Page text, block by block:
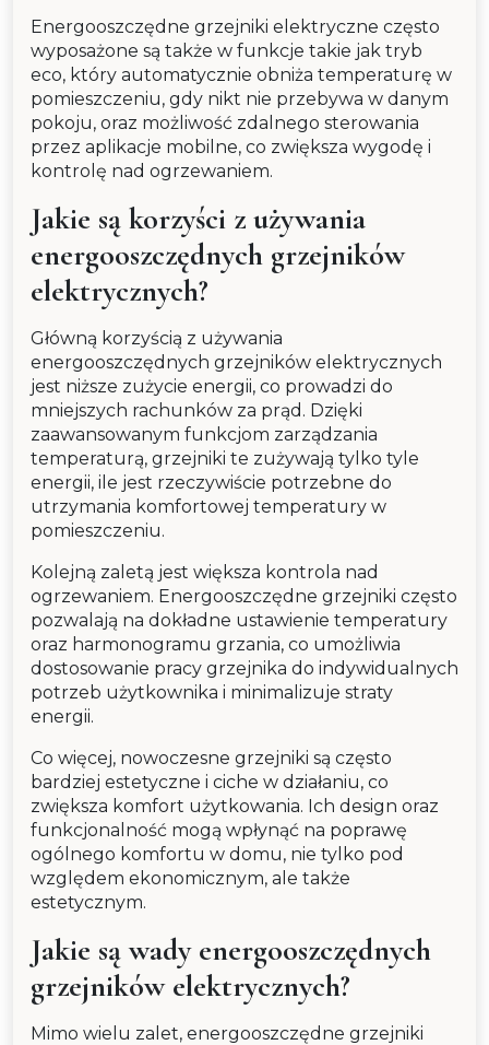
Energooszczędne grzejniki elektryczne często
wyposażone są także w funkcje takie jak tryb
eco, który automatycznie obniża temperaturę w
pomieszczeniu, gdy nikt nie przebywa w danym
pokoju, oraz możliwość zdalnego sterowania
przez aplikacje mobilne, co zwiększa wygodę i
kontrolę nad ogrzewaniem.
Jakie są korzyści z używania
energooszczędnych grzejników
elektrycznych?
Główną korzyścią z używania
energooszczędnych grzejników elektrycznych
jest niższe zużycie energii, co prowadzi do
mniejszych rachunków za prąd. Dzięki
zaawansowanym funkcjom zarządzania
temperaturą, grzejniki te zużywają tylko tyle
energii, ile jest rzeczywiście potrzebne do
utrzymania komfortowej temperatury w
pomieszczeniu.
Kolejną zaletą jest większa kontrola nad
ogrzewaniem. Energooszczędne grzejniki często
pozwalają na dokładne ustawienie temperatury
oraz harmonogramu grzania, co umożliwia
dostosowanie pracy grzejnika do indywidualnych
potrzeb użytkownika i minimalizuje straty
energii.
Co więcej, nowoczesne grzejniki są często
bardziej estetyczne i ciche w działaniu, co
zwiększa komfort użytkowania. Ich design oraz
funkcjonalność mogą wpłynąć na poprawę
ogólnego komfortu w domu, nie tylko pod
względem ekonomicznym, ale także
estetycznym.
Jakie są wady energooszczędnych
grzejników elektrycznych?
Mimo wielu zalet, energooszczędne grzejniki